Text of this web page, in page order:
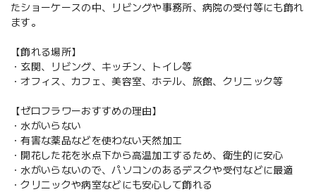
たショーケースの中、リビングや事務所、病院の受付等にも飾れ
ます。
【飾れる場所】
・玄関、リビング、キッチン、トイレ等
・オフィス、カフェ、美容室、ホテル、旅館、クリニック等
【ゼロフラワーおすすめの理由】
・水がいらない
・有害な薬品などを使わない天然加工
・開花した花を氷点下から高温加工するため、衛生的に安心
・水がいらないので、パソコンのあるデスクや受付などに最適
・クリニックや病室などにも安心して飾れる